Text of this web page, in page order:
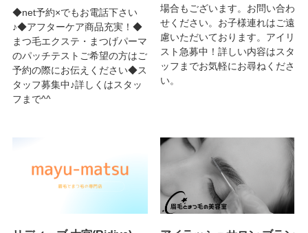
◆net予約×でもお電話下さい
♪◆アフターケア商品充実！◆
まつ毛エクステ・まつげパーマ
のパッチテストご希望の方はご
予約の際にお伝えください◆ス
タッフ募集中♪詳しくはスタッ
フまで^^
場合もございます。お問い合わ
せください。お子様連れはご遠
慮いただいております。アイリ
スト急募中！詳しい内容はスタ
ッフまでお気軽にお尋ねくださ
い。